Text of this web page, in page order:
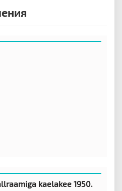
kaelakee 1950.